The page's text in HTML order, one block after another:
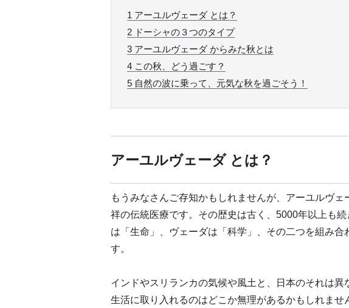
1 アーユルヴェーダ とは？
2 ドーシャの３つのタイプ
3 アーユルヴェーダ からみた秋とは
4 この秋、どう過ごす？
5 自然の波に乗って、元気な秋を過ごそう！
アーユルヴェーダ とは？
もうみなさんご存知かもしれませんが、アーユルヴ
祥の伝統医療です。その歴史は古く、5000年以上も
は「生命」、ヴェーダは「科学」、その二つを組み合
す。
インドやスリランカの気候や風土と、日本のそれは
生活に取り入れるのはどこか無理があるかもしれませ